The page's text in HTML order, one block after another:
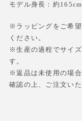
モデル身長：約165cm
※ラッピングをご希
ください。
※生産の過程でサイ
す。
※返品は未使用の場
確認の上、ご注文い